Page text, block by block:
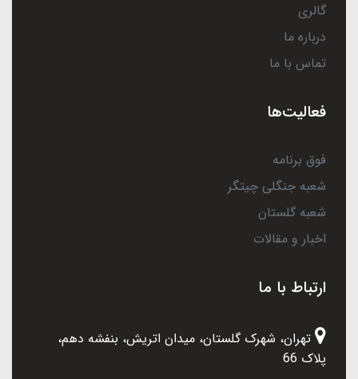
گالری
درباره ما
تماس با ما
فعالیت‌ها
فوق برنامه
شعبه جنگلی چیتگر
شعبه گلستان
اخبار و مقالات
ارتباط با ما
تهران، شهرک گلستان، میدان اتریش، بنفشه دهم،
پلاک 66